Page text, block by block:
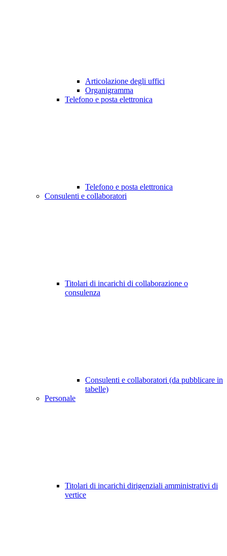
Articolazione degli uffici
Organigramma
Telefono e posta elettronica
Telefono e posta elettronica
Consulenti e collaboratori
Titolari di incarichi di collaborazione o
consulenza
Consulenti e collaboratori (da pubblicare in
tabelle)
Personale
Titolari di incarichi dirigenziali amministrativi di
vertice